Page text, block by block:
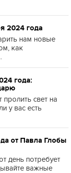
2024 года
нам новые
как
года:
свет на
у вас есть
от Павла Глобы
день потребует
важные